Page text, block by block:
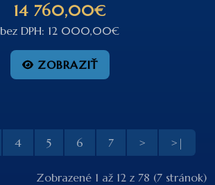
14 760,00€
bez DPH: 12 000,00€
ZOBRAZIŤ
4 5 6 7 > >|
Zobrazené 1 až 12 z 78 (7 stránok)